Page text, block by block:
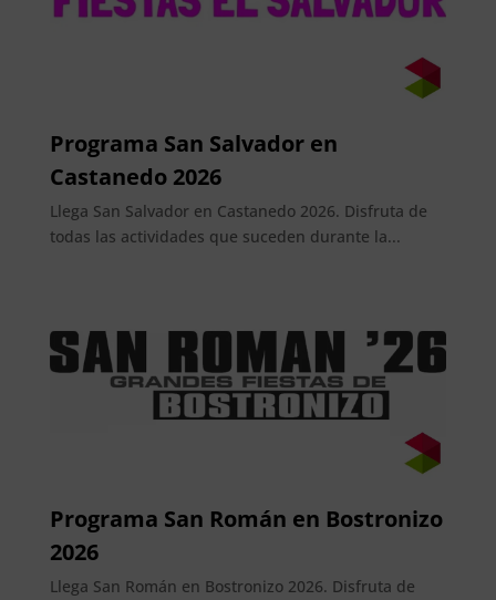
Programa San Salvador en
Castanedo 2026
Llega San Salvador en Castanedo 2026. Disfruta de
todas las actividades que suceden durante la...
Programa San Román en Bostronizo
2026
Llega San Román en Bostronizo 2026. Disfruta de